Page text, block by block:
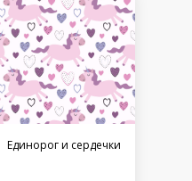
Единорог и сердечки